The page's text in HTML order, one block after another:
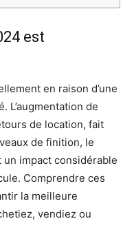
est
en raison d’une
L’augmentation de
de location, fait
de finition, le
un impact considérable
Comprendre ces
la meilleure
vendiez ou